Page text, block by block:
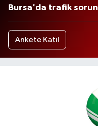
Bursa'da trafik
Ankete Katıl